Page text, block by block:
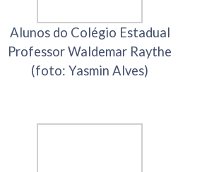
Alunos do Colégio Estadual
Professor Waldemar Raythe
(foto: Yasmin Alves)